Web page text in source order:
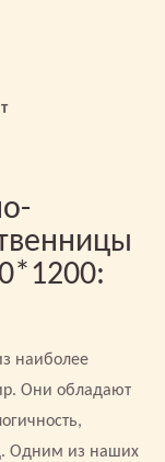
наиболее
Они обладают
Одним из наших